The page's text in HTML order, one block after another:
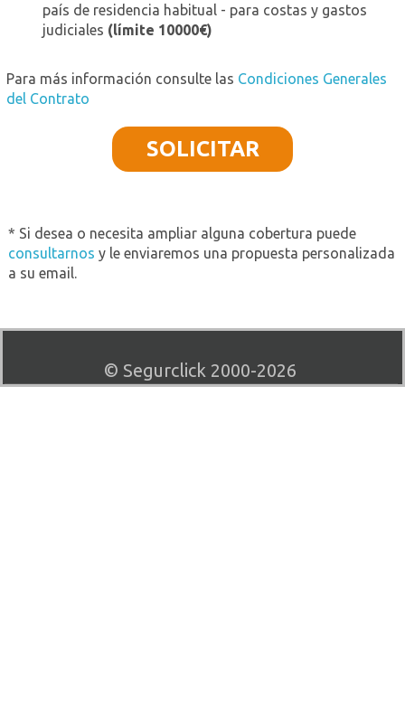
país de residencia habitual - para costas y gastos
judiciales (límite 10000€)
Para más información consulte las Condiciones Generales
del Contrato
SOLICITAR
* Si desea o necesita ampliar alguna cobertura puede
consultarnos y le enviaremos una propuesta personalizada
a su email.
© Segurclick 2000-2026